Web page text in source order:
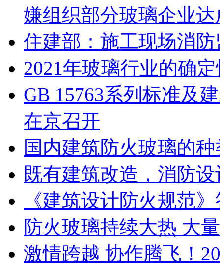
嫌组织部分玻璃企业
住建部：施工现场消
2021年玻璃行业的确
GB 15763系列标准及
在京召开
国内建筑防火玻璃的
既有建筑改造，消防
《建筑设计防火规范
防火玻璃持续大热 大
激情跨越 协作腾飞！